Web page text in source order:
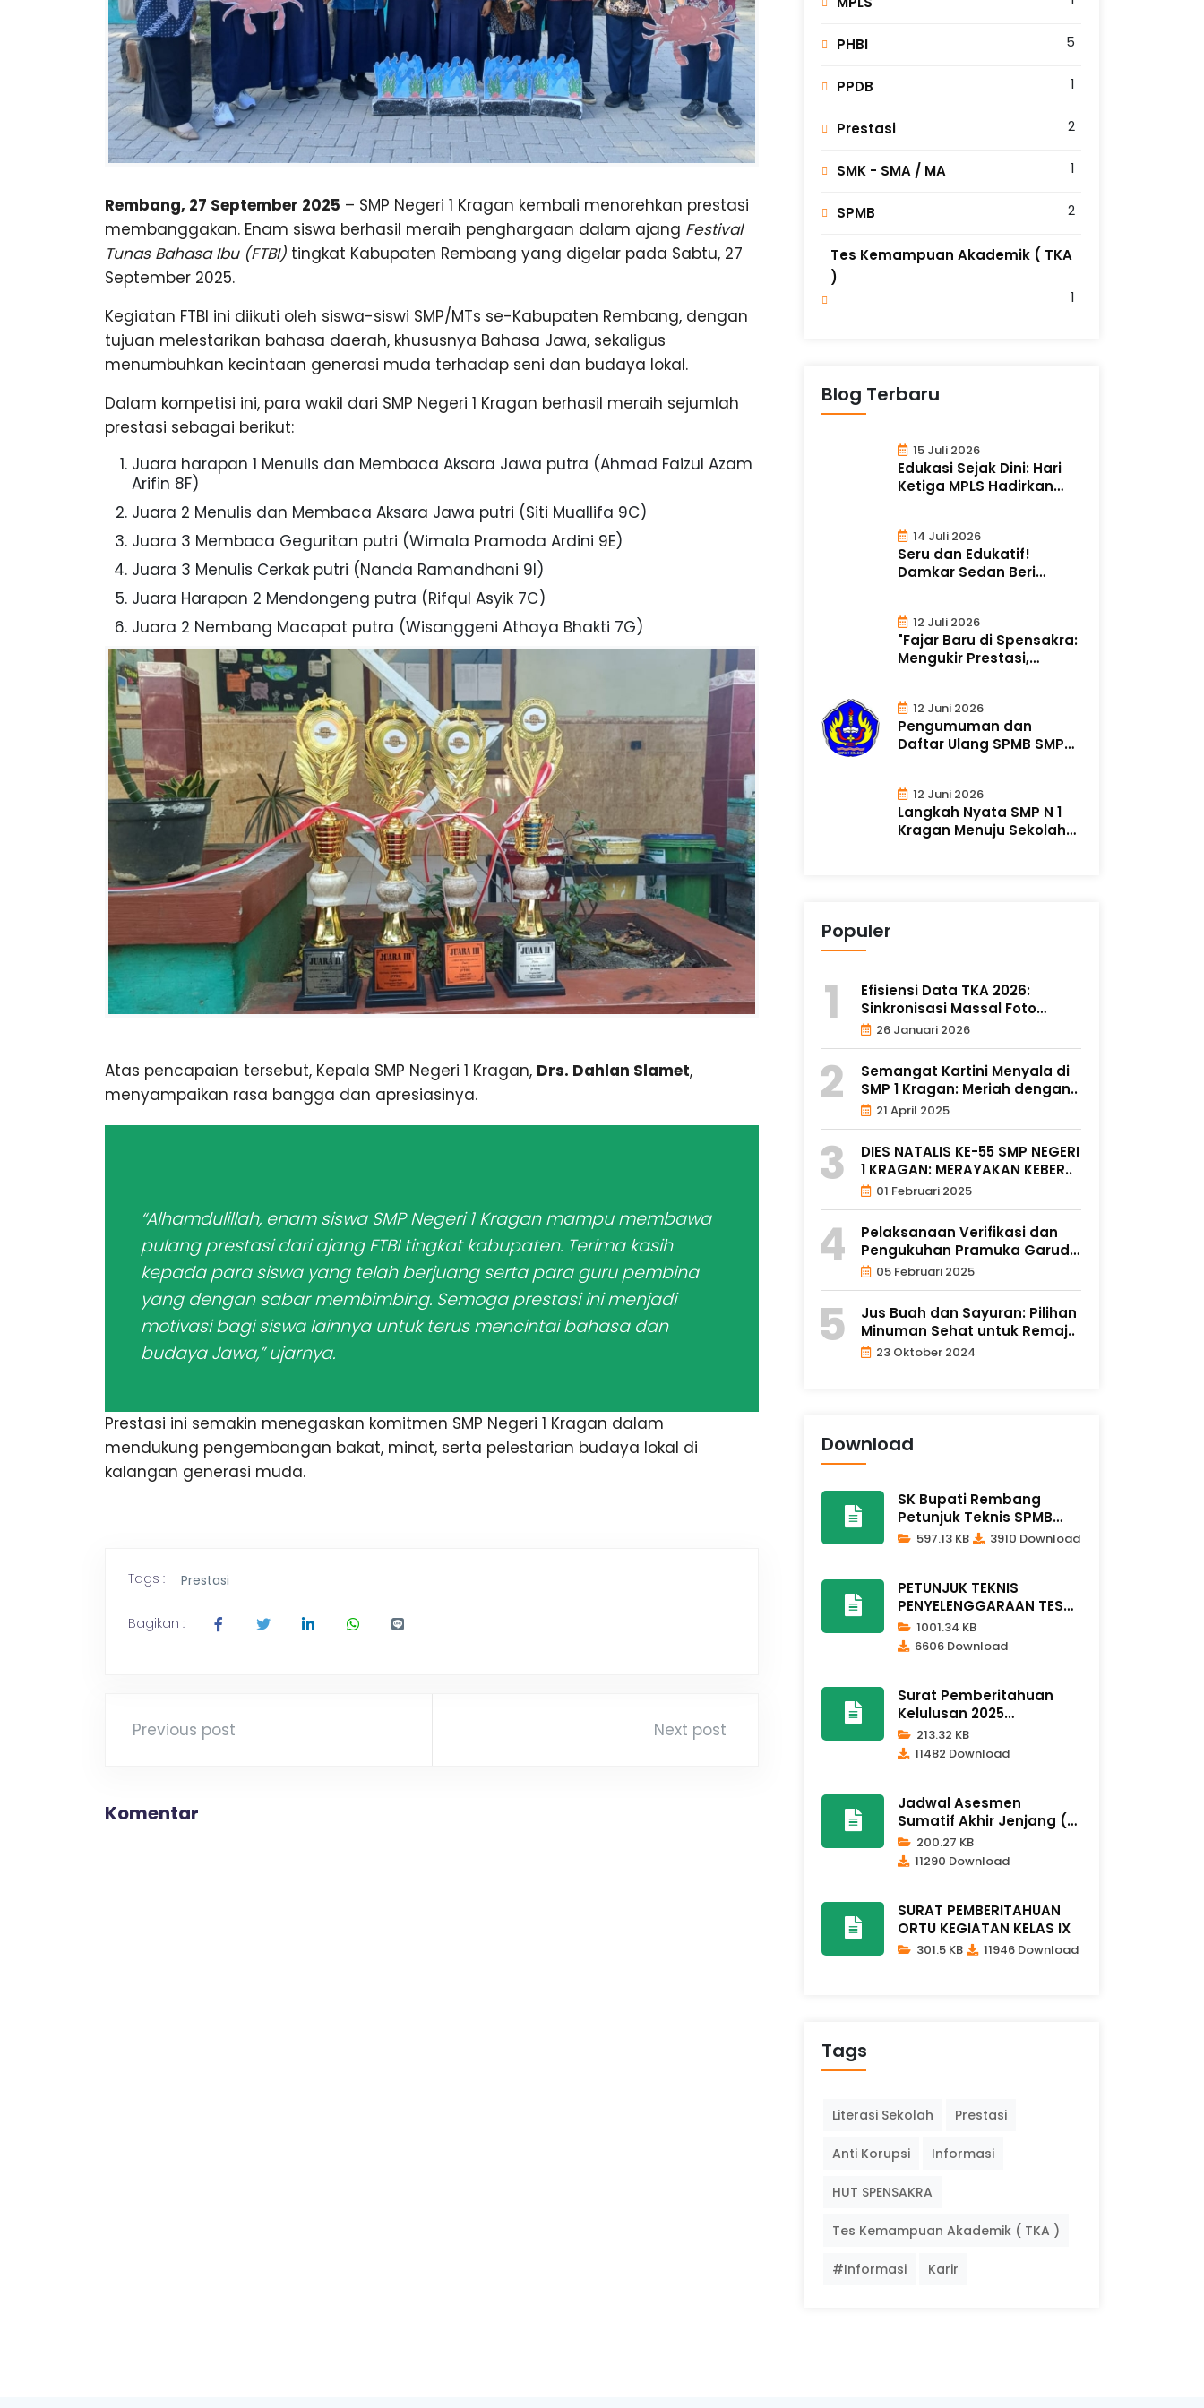
u
n
g
Rembang, 27 September 2025 – SMP Negeri 1 Kragan kembali menorehkan prestasi
membanggakan. Enam siswa berhasil meraih penghargaan dalam ajang Festival
Tunas Bahasa Ibu (FTBI) tingkat Kabupaten Rembang yang digelar pada Sabtu, 27
September 2025.
Kegiatan FTBI ini diikuti oleh siswa-siswi SMP/MTs se-Kabupaten Rembang, dengan
tujuan melestarikan bahasa daerah, khususnya Bahasa Jawa, sekaligus
menumbuhkan kecintaan generasi muda terhadap seni dan budaya lokal.
Dalam kompetisi ini, para wakil dari SMP Negeri 1 Kragan berhasil meraih sejumlah
prestasi sebagai berikut:
Juara harapan 1 Menulis dan Membaca Aksara Jawa putra (Ahmad Faizul Azam
Arifin 8F)
Juara 2 Menulis dan Membaca Aksara Jawa putri (Siti Muallifa 9C)
Juara 3 Membaca Geguritan putri (Wimala Pramoda Ardini 9E)
Juara 3 Menulis Cerkak putri (Nanda Ramandhani 9I)
Juara Harapan 2 Mendongeng putra (Rifqul Asyik 7C)
Juara 2 Nembang Macapat putra (Wisanggeni Athaya Bhakti 7G)
Atas pencapaian tersebut, Kepala SMP Negeri 1 Kragan, Drs. Dahlan Slamet,
menyampaikan rasa bangga dan apresiasinya.
“Alhamdulillah, enam siswa SMP Negeri 1 Kragan mampu membawa
pulang prestasi dari ajang FTBI tingkat kabupaten. Terima kasih
kepada para siswa yang telah berjuang serta para guru pembina
yang dengan sabar membimbing. Semoga prestasi ini menjadi
motivasi bagi siswa lainnya untuk terus mencintai bahasa dan
budaya Jawa,” ujarnya.
Prestasi ini semakin menegaskan komitmen SMP Negeri 1 Kragan dalam
mendukung pengembangan bakat, minat, serta pelestarian budaya lokal di
kalangan generasi muda.
Tags : Prestasi
Bagikan :
Previous post Next post
Komentar
PHBI 5
PPDB 1
Prestasi 2
SMK - SMA / MA 1
SPMB 2
Tes Kemampuan Akademik ( TKA
)
1
Blog Terbaru
15 Juli 2026
Edukasi Sejak Dini: Hari
Ketiga MPLS Hadirkan
14 Juli 2026
Seru dan Edukatif!
Damkar Sedan Beri
12 Juli 2026
"Fajar Baru di Spensakra:
Mengukir Prestasi,
12 Juni 2026
Pengumuman dan
Daftar Ulang SPMB SMP
12 Juni 2026
Langkah Nyata SMP N 1
Kragan Menuju Sekolah
Populer
Efisiensi Data TKA 2026:
Sinkronisasi Massal Foto
Siswa..
26 Januari 2026
Semangat Kartini Menyala di
SMP 1 Kragan: Meriah dengan..
21 April 2025
DIES NATALIS KE-55 SMP NEGERI
1 KRAGAN: MERAYAKAN KEBER..
01 Februari 2025
Pelaksanaan Verifikasi dan
Pengukuhan Pramuka Garuda
20..05 Februari 2025
Jus Buah dan Sayuran: Pilihan
Minuman Sehat untuk Remaj..
23 Oktober 2024
Download
SK Bupati Rembang
Petunjuk Teknis SPMB
2026/2027
597.13 KB 3910 Download
PETUNJUK TEKNIS
PENYELENGGARAAN TES
KEMAMPUAN AKA..
1001.34 KB
6606 Download
Surat Pemberitahuan
Kelulusan 2025
Dindikpora Remb..
213.32 KB
11482 Download
Jadwal Asesmen
Sumatif Akhir Jenjang (
ASAJ ) Kela..
200.27 KB
11290 Download
SURAT PEMBERITAHUAN
ORTU KEGIATAN KELAS IX
301.5 KB 11946 Download
Tags
Literasi Sekolah Prestasi
Anti Korupsi Informasi
HUT SPENSAKRA
Tes Kemampuan Akademik ( TKA )
#Informasi Karir